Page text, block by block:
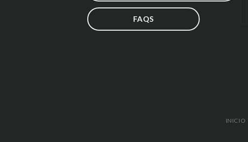
FAQS
INICIO